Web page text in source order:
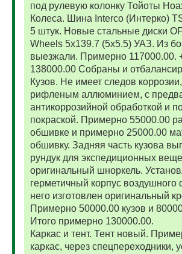
под рулевую колонку Тойоты
Колеса. Шина Interco (Интерко)
5 штук. Новые стальные диски
Wheels 5x139.7 (5x5.5) УАЗ. Из
выезжали. Примерно 117000.00.
138000.00 Собраны и
Кузов. Не имеет следов
рифленым аллюминием, с
антикоррозийной обработкой и
покраской. Примерно 55000.00
обшивке и примерно 25000.00
обшивку. Задняя часть кузова
рундук для экспедиционных
оригинальный шноркель.
герметичный корпус воздушного
него изготовлен оригинальный
Примерно 50000.00 кузов и
Итого примерно 130000.00.
Каркас и тент. Тент новый.
каркас, через спецпереходники,